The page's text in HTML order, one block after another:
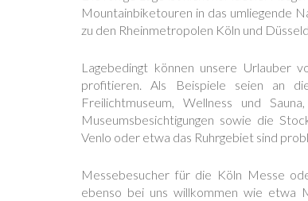
Mountainbiketouren in das umliegende
zu den Rheinmetropolen Köln und
Lagebedingt können unsere Urlauber
profitieren. Als Beispiele seien an
Freilichtmuseum, Wellness und
Museumsbesichtigungen sowie die
Venlo oder etwa das Ruhrgebiet sind
Messebesucher für die Köln Messe
ebenso bei uns willkommen wie etwa